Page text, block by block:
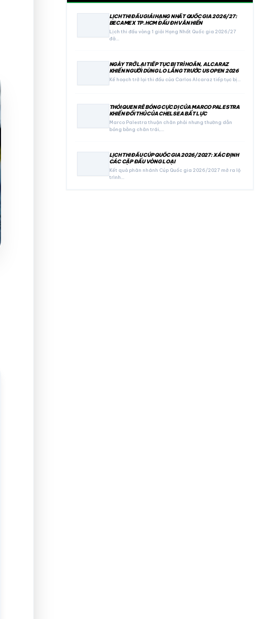
LỊCH THI ĐẤU GIẢI HẠNG NHẤT QUỐC GIA 2026/27:
BECAMEX TP.HCM ĐẤU ĐH VĂN HIẾN
Lịch thi đấu vòng 1 giải Hạng Nhất Quốc gia 2026/27
đã…
NGÀY TRỞ LẠI TIẾP TỤC BỊ TRÌ HOÃN, ALCARAZ
KHIẾN NGƯỜI DÙNG LO LẮNG TRƯỚC US OPEN 2026
Kế hoạch trở lại thi đấu của Carlos Alcaraz tiếp tục bị…
THÓI QUEN RÊ BÓNG CỰC DỊ CỦA MARCO PALESTRA
KHIẾN ĐỐI THỦ CỦA CHELSEA BẤT LỰC
Marco Palestra thuận chân phải nhưng thường dẫn
bóng bằng chân trái,…
LỊCH THI ĐẤU CÚP QUỐC GIA 2026/2027: XÁC ĐỊNH
CÁC CẶP ĐẤU VÒNG LOẠI
Kết quả phân nhánh Cúp Quốc gia 2026/2027 mở ra lộ
trình…